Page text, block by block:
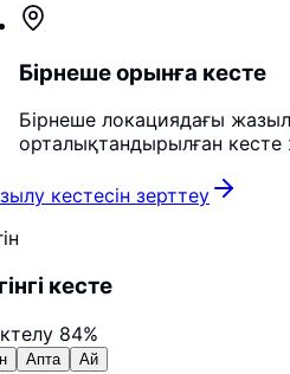
Бірнеше орынға кесте
Бірнеше локациядағы
орталықтандырылған кесте
кестесін зерттеу
кесте
84%
Апта Ай